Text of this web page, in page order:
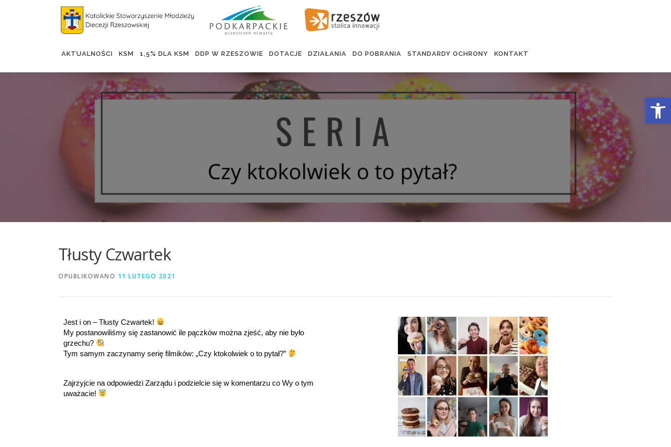
AKTUALNOŚCI KSM 1,5% DLA KSM DDP W RZESZOWIE DOTACJE DZIAŁANIA DO POBRANIA STANDARDY OCHRONY KONTAKT
Tłusty Czwartek
OPUBLIKOWANO 11 LUTEGO 2021
Jest i on – Tłusty Czwartek!
My postanowiliśmy się zastanowić ile pączków można zjeść, aby nie było
grzechu?
Tym samym zaczynamy serię filmików: „Czy ktokolwiek o to pytał?”
Zajrzyjcie na odpowiedzi Zarządu i podzielcie się w komentarzu co Wy o tym
uważacie!